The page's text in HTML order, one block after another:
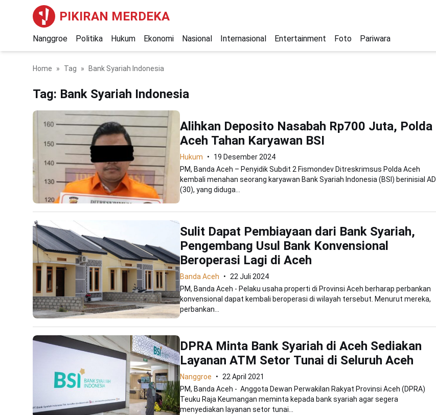
PIKIRAN MERDEKA
Nanggroe Politika Hukum Ekonomi Nasional Internasional Entertainment Foto Pariwara
Home Tag Bank Syariah Indonesia
Tag: Bank Syariah Indonesia
Alihkan Deposito Nasabah Rp700 Juta, Polda
Aceh Tahan Karyawan BSI
Hukum
19 Desember 2024
PM, Banda Aceh – Penyidik Subdit 2 Fismondev Ditreskrimsus Polda Aceh
kembali menahan seorang karyawan Bank Syariah Indonesia (BSI) berinisial AD
(30), yang diduga...
Sulit Dapat Pembiayaan dari Bank Syariah,
Pengembang Usul Bank Konvensional
Beroperasi Lagi di Aceh
Banda Aceh
22 Juli 2024
PM, Banda Aceh - Pelaku usaha properti di Provinsi Aceh berharap perbankan
konvensional dapat kembali beroperasi di wilayah tersebut. Menurut mereka,
perbankan...
DPRA Minta Bank Syariah di Aceh Sediakan
Layanan ATM Setor Tunai di Seluruh Aceh
Nanggroe
22 April 2021
PM, Banda Aceh - Anggota Dewan Perwakilan Rakyat Provinsi Aceh (DPRA)
Teuku Raja Keumangan meminta kepada bank syariah agar segera
menyediakan layanan setor tunai...